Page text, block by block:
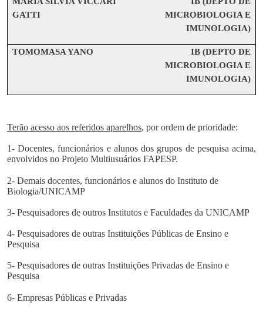
GATTI
MICROBIOLOGIA E
IMUNOLOGIA)
TOMOMASA YANO
IB (DEPTO DE
MICROBIOLOGIA E
IMUNOLOGIA)
Terão acesso aos referidos aparelhos, por ordem de prioridade:
1- Docentes, funcionários e alunos dos grupos de pesquisa acima,
envolvidos no Projeto Multiusuários FAPESP.
2- Demais docentes, funcionários e alunos do Instituto de
Biologia/UNICAMP
3- Pesquisadores de outros Institutos e Faculdades da UNICAMP
4- Pesquisadores de outras Instituições Públicas de Ensino e
Pesquisa
5- Pesquisadores de outras Instituições Privadas de Ensino e
Pesquisa
6- Empresas Públicas e Privadas